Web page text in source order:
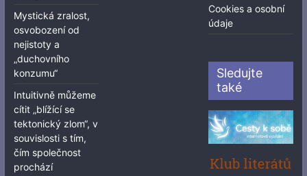
Mystická zralost,
osvobození od
nejistoty a
„duchovního
konzumu“
Intuitivně můžeme
cítit „blížící se
tektonický zlom“, v
souvislosti s tím,
čím společnost
prochází
Cookies a osobní
údaje
Sledujte
také